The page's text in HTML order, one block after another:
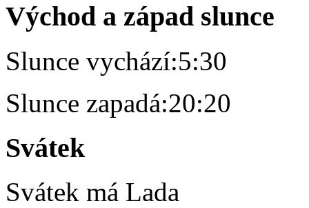
Východ a západ slunce
Slunce vychází:5:30
Slunce zapadá:20:20
Svátek
Svátek má Lada